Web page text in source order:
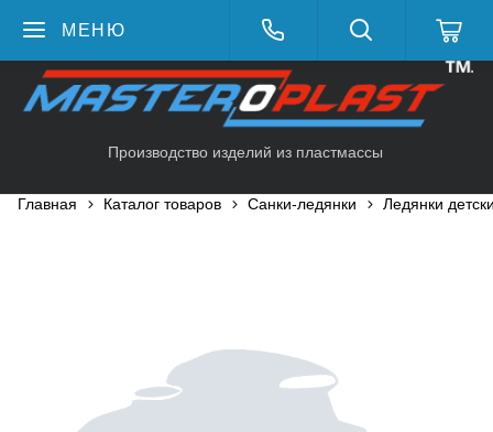
МЕНЮ
Производство изделий из пластмассы
Главная Каталог товаров Санки-ледянки Ледянки